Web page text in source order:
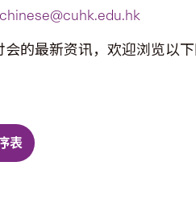
会的最新资讯，欢迎浏览以下
表